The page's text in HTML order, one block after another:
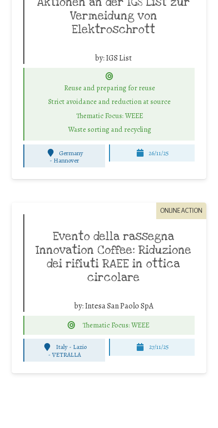
Vermeidung von
Elektroschrott
by:IGS List
Reuse and preparing for reuse
Strict avoidance and reduction at source
Thematic Focus: WEEE
Waste sorting and recycling
Germany
- Hannover
26/11/25
ONLINE ACTION
Evento della rassegna
Innovation Coffee: Riduzione
dei rifiuti RAEE in ottica
circolare
by:Intesa San Paolo SpA
Thematic Focus: WEEE
Italy - Lazio
-VETRALLA
27/11/25